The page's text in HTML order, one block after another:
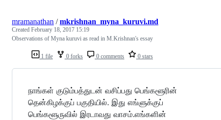
1 file 0 forks 0 comments 0 stars
mramanathan /mkrishnan_myna_kuruvi.md
Created February 18, 2017 15:19
Observations of Myna kuruvi as read in M.Krishnan's essay
நாங்கள் குடும்பத்துடன் வசிப்பது பெங்களூரின்
தென்கிழக்குப் பகுதியில். இது எங்ளுக்குப்
பெங்களூருவில் இரடாவது வாசம்.எங்களின்